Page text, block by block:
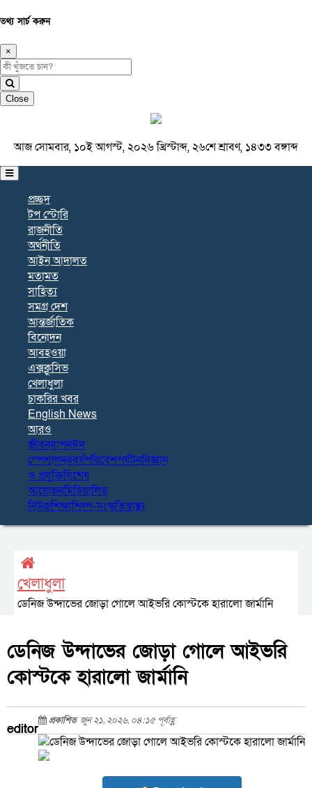
তথ্য সার্চ করুন
×
Close
আজ সোমবার, ১০ই আগস্ট, ২০২৬ খ্রিস্টাব্দ, ২৬শে শ্রাবণ, ১৪৩৩ বঙ্গাব্দ
প্রচ্ছদ
টপ স্টোরি
রাজনীতি
অর্থনীতি
আইন আদালত
মতামত
সাহিত্য
সমগ্র দেশ
আন্তর্জাতিক
বিনোদন
আবহওয়া
এক্সক্লুসিভ
খেলাধুলা
চাকরির খবর
English News
আরও
জীবনযাপনঈদ
স্পেশালনববর্ষপরিবেশপর্যটনবিজ্ঞান
ও প্রযুক্তিবিশেষ
আয়োজনমিডিয়ালিড
নিউজশিক্ষাশিল্প-সংস্কৃতিস্বাস্থ্য
খেলাধুলা
ডেনিজ উন্দাভের জোড়া গোলে আইভরি কোস্টকে হারালো জার্মানি
ডেনিজ উন্দাভের জোড়া গোলে আইভরি
কোস্টকে হারালো জার্মানি
editor
প্রকাশিত জুন ২১, ২০২৬, ০৪:১৫ পূর্বাহ্ণ